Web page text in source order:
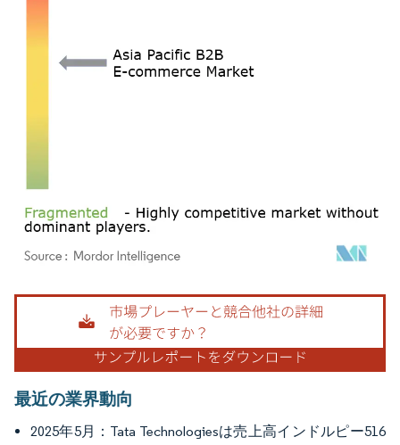
画像 © Mordor Intelligence。再利用にはCC BY 4.0の表示が必要です。
最近の業界動向
2025年5月：Tata Technologiesは売上高インドルピー516